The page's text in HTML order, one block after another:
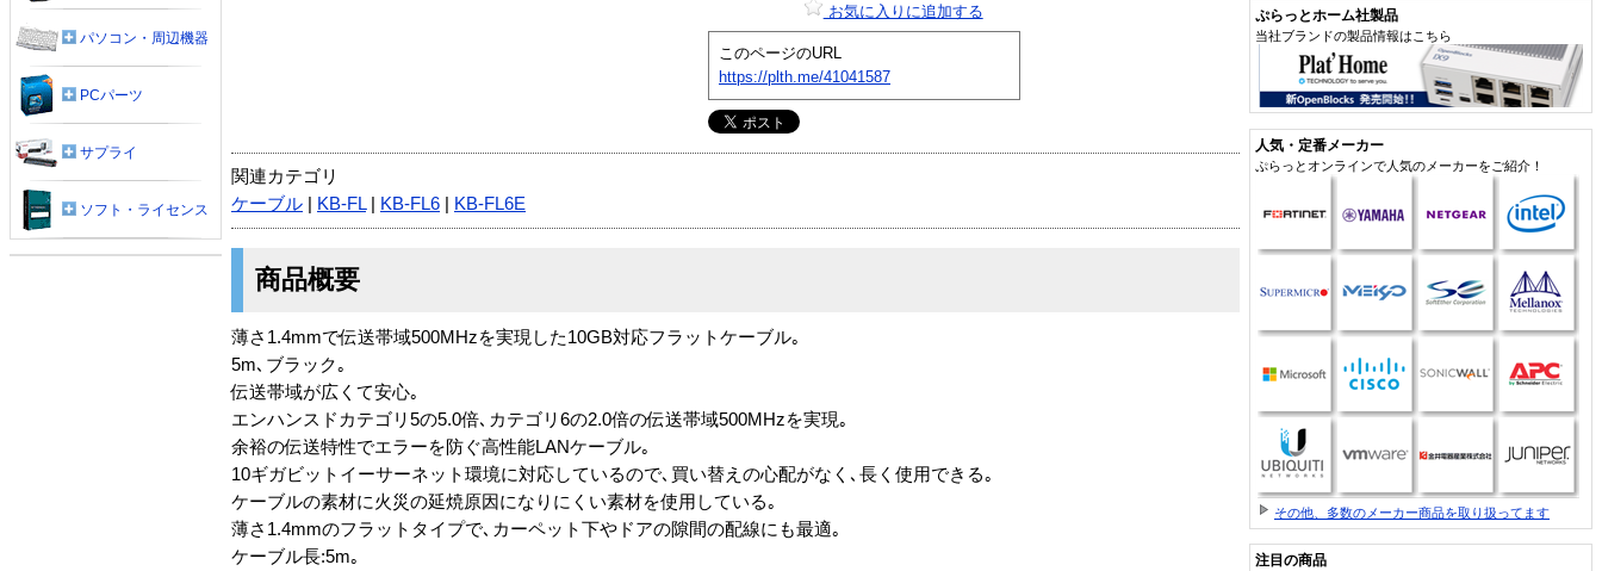
お気に入りに追加する
このページのURL
https://plth.me/41041587
関連カテゴリ
ケーブル
KB-FL| KB-FL6 KB-FL6E
商品概要
薄さ1.4mmで伝送帯域500MHzを実現した10GB対応フラットケーブル｡
5m､ブラック｡
伝送帯域が広くて安心｡
エンハンスドカテゴリ5の5.0倍､カテゴリ6の2.0倍の伝送帯域500MHzを実現｡
余裕の伝送特性でエラーを防ぐ高性能LANケーブル｡
10ギガビットイーサーネット環境に対応しているので､買い替えの心配がなく､長く使用できる｡
ケーブルの素材に火災の延焼原因になりにくい素材を使用している｡
薄さ1.4mmのフラットタイプで､カーペット下やドアの隙間の配線にも最適｡
ケーブル長:5m｡
パソコン・周辺機器
PCパーツ
サプライ
ソフト・ライセンス
ぷらっとホーム社製品
当社ブランドの製品情報はこちら
人気・定番メーカー
ぷらっとオンラインで人気のメーカーをご紹介！
その他、多数のメーカー商品を取り扱ってます
注目の商品